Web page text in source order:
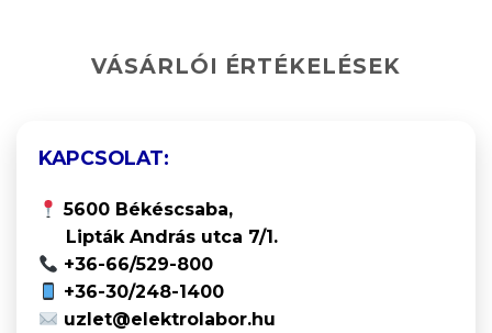
VÁSÁRLÓI ÉRTÉKELÉSEK
KAPCSOLAT:
5600 Békéscsaba,
Lipták András utca 7/1.
+36-66/529-800
+36-30/248-1400
uzlet@elektrolabor.hu